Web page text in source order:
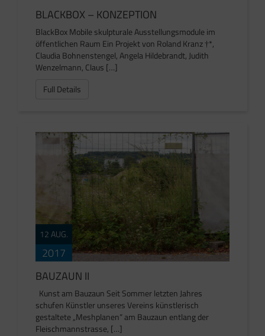
BLACKBOX – KONZEPTION
BlackBox Mobile skulpturale Ausstellungsmodule im
öffentlichen Raum Ein Projekt von Roland Kranz †*,
Claudia Bohnenstengel, Angela Hildebrandt, Judith
Wenzelmann, Claus […]
Full Details
12 AUG.
2017
BAUZAUN II
Kunst am Bauzaun Seit Sommer letzten Jahres
schufen Künstler unseres Vereins künstlerisch
gestaltete „Meshplanen“ am Bauzaun entlang der
Fleischmannstrasse, […]